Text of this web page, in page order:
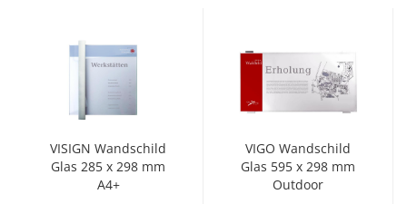
VI­SIGN Wand­schild
Glas 285 x 298 mm
A4+
VIGO Wand­schild
Glas 595 x 298 mm
Out­door